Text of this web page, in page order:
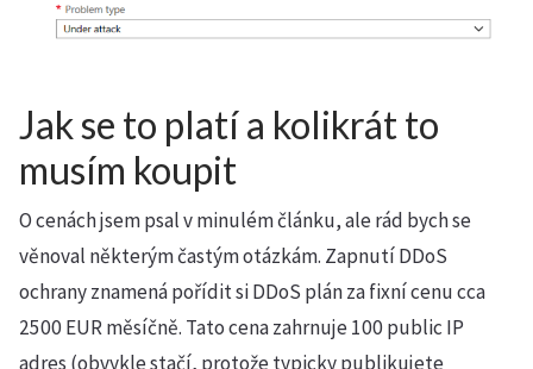
Jak se to platí a kolikrát to
musím koupit
O cenách jsem psal v minulém článku, ale rád bych se
věnoval některým častým otázkám. Zapnutí DDoS
ochrany znamená pořídit si DDoS plán za fixní cenu cca
2500 EUR měsíčně. Tato cena zahrnuje 100 public IP
adres (obvykle stačí, protože typicky publikujete